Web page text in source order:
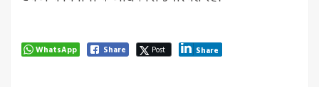
WhatsApp Share Post Share